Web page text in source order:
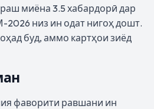
миёна 3.5 хабардорӣ дар
низ ин одат нигоҳ дошт.
буд, аммо картҳои зиёд
фаворити равшани ин